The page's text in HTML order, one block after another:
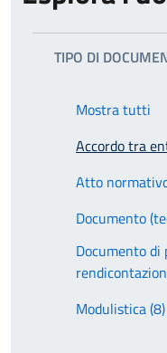
TIPO DI
Mostra tutti
Accordo tra
Atto
Documento
Documento di
Modulistica (8)